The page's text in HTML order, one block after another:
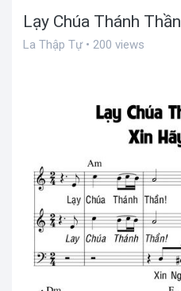
Lạy Chúa Thánh Thần
La Thập Tự • 200 views